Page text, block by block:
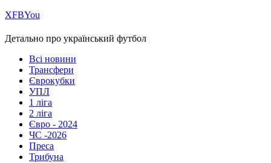
ХFBYou
Детально про український футбол
Всі новини
Трансфери
Єврокубки
УПЛ
1 ліга
2 ліга
Євро - 2024
ЧС -2026
Преса
Трибуна